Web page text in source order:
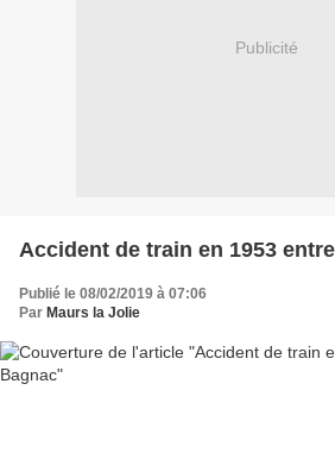
Publicité
Accident de train en 1953
Publié le 08/02/2019 à 07:06
Par Maurs la Jolie